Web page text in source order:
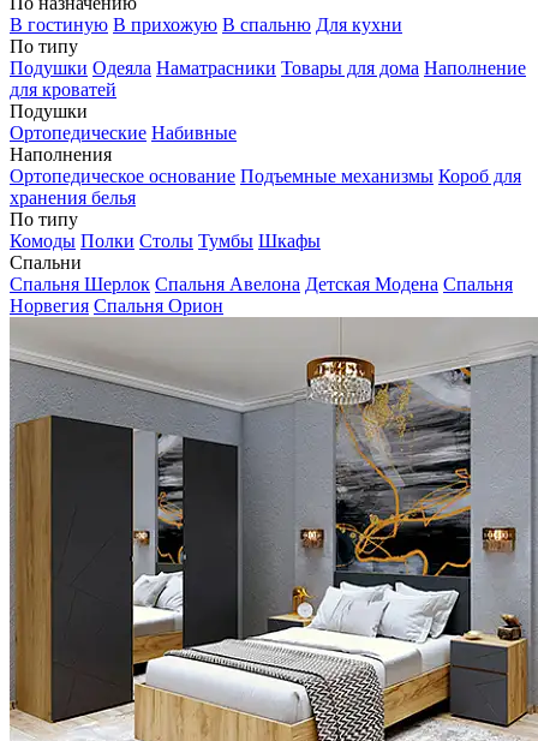
В гостиную В прихожую В спальню Для кухни
По типу
Подушки Одеяла Наматрасники Товары для дома Наполнение
для кроватей
Подушки
Ортопедические Набивные
Наполнения
Ортопедическое основание Подъемные механизмы Короб для
хранения белья
По типу
Комоды Полки Столы Тумбы Шкафы
Спальни
Спальня Шерлок Спальня Авелона Детская Модена Спальня
Норвегия Спальня Орион